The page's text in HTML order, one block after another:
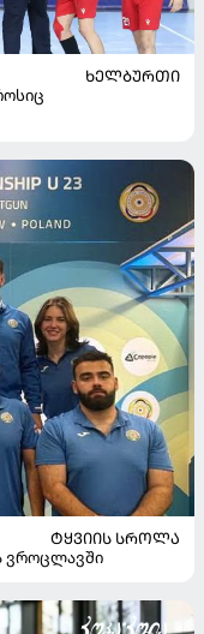
ᲮᲔᲚᲑᲣᲠᲗᲘ
ᲢᲧᲕᲘᲘᲡ ᲡᲠᲝᲚᲐ
ვროცლავში